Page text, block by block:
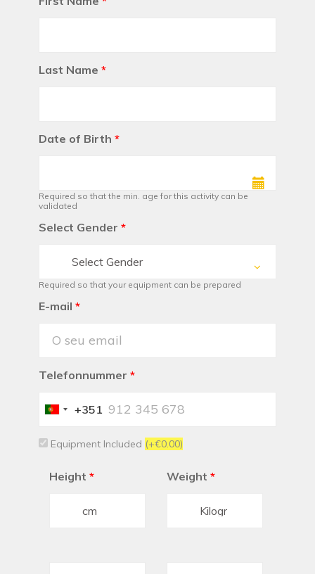
Last Name *
Date of Birth *
Required so that the min. age for this activity can be
validated
Select Gender *
Select Gender
Required so that your equipment can be prepared
E-mail *
Telefonnummer *
Portugal
+351
Equipment Included (+€0.00)
Height * Weight *